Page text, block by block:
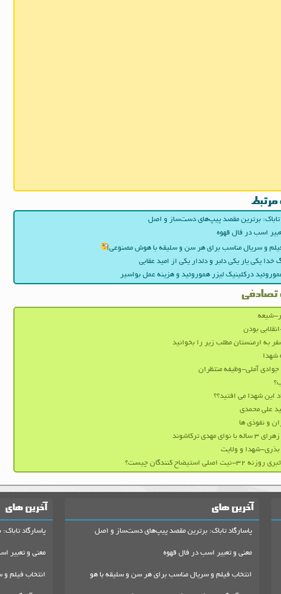
مرتبط
تاباک: برترین مقصد پیپ‌های دست‌ساز و اصل
اسب در فال قهوه
و سریال مناسب برای هر سن و سلیقه با هوش مصنوعی
خدا یکی یار یکی دلبر و دلدار یکی از امید عقابی
درکلینیک لیزر هموروئید و هزینه عمل بواسیر
تصادفی
شیعه
بودن
به ارمنستان مطلب زیر را بخوانید
شهدا
جوادی آملی-وظیفه منتظران
این شهدا می افتید؟؟
علی محمدی
و نفوذی‌ ها
مهدی ترکاشوند
بذری-شهدا و ولایت
اصلی استیضاح کنندگان چیست؟
آخرین های
پاسارگاد تاباک: برترین مقصد پیپ‌های دست‌ساز و اصل
معنی و تعبیر اسب در فال قهوه
انتخاب فیلم و سریال مناسب برای هر سن و سلیقه با هو
آخرین های
پاسارگاد
معنی و تعبیر
انتخاب فیلم